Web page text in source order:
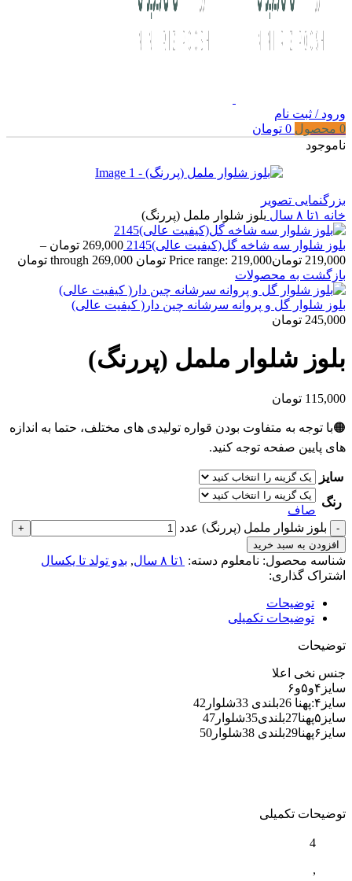
ورود / ثبت نام
0 محصول 0 تومان
ناموجود
بزرگنمایی تصویر
خانه ۱تا ۸ سال بلوز شلوار ململ (پررنگ)
بلوز شلوار سه شاخه گل(کیفیت عالی)2145 269,000 تومان –
219,000 تومانPrice range: 219,000 تومان through 269,000 تومان
بازگشت به محصولات
بلوز شلوار گل و پروانه سرشانه چین دار( کیفیت عالی)
245,000 تومان
بلوز شلوار ململ (پررنگ)
115,000 تومان
🟠با توجه به متفاوت بودن قواره تولیدی های مختلف، حتما به اندازه
های پایین صفحه توجه کنید.
سایز
رنگ
صاف
بلوز شلوار ململ (پررنگ) عدد
افزودن به سبد خرید
شناسه محصول: نامعلوم دسته: ۱تا ۸ سال , بدو تولد تا یکسال
اشتراک گذاری:
توضیحات
توضیحات تکمیلی
توضیحات
جنس نخی اعلا
سایز۴و۵و۶
سایز۴:پهنا 26بلندی 33شلوار42
سایز۵پهنا27بلندی35شلوار47
سایز۶پهنا29بلندی 38شلوار50
توضیحات تکمیلی
4
,